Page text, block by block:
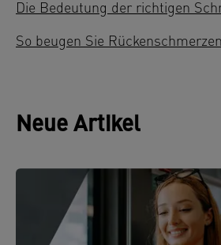
Die Bedeutung der richtigen
So beugen Sie
Neue Artikel